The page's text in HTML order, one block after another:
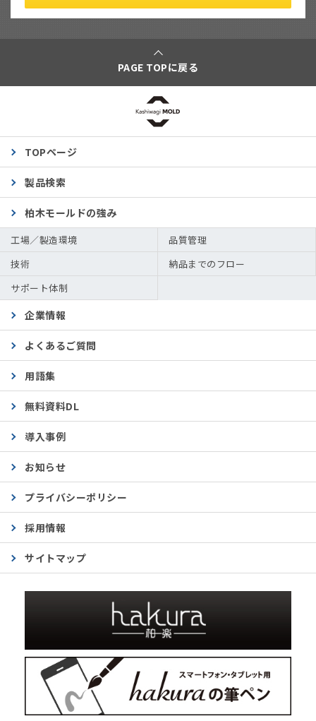
PAGE TOPに戻る
TOPページ
製品検索
柏木モールドの強み
工場／製造環境
品質管理
技術
納品までのフロー
サポート体制
企業情報
よくあるご質問
用語集
無料資料DL
導入事例
お知らせ
プライバシーポリシー
採用情報
サイトマップ